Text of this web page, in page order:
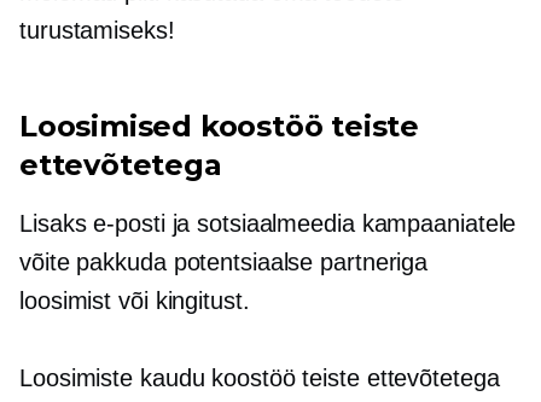
turustamiseks!
Loosimised koostöö teiste
ettevõtetega
Lisaks e-posti ja sotsiaalmeedia kampaaniatele
võite pakkuda potentsiaalse partneriga
loosimist või kingitust.
Loosimiste kaudu koostöö teiste ettevõtetega